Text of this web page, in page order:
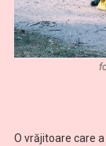
O vrăjitoare care